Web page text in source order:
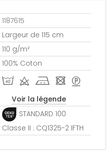
1187615
Largeur de 115 cm
110 g/m²
100% Coton
I d j - >
Voir la légende
STANDARD 100
Classe II : CQ1325-2 IFTH